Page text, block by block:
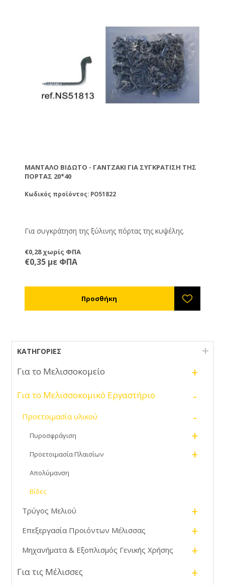
ΜΆΝΤΑΛΟ ΒΙΔΩΤΌ - ΓΑΝΤΖΆΚΙ ΓΙΑ ΣΥΓΚΡΆΤΙΣΗ ΤΗΣ
ΠΌΡΤΑΣ 20*40
Κωδικός προϊόντος: PO51822
Για συγκράτηση της ξύλινης πόρτας της κυψέλης.
€0,28 χωρίς ΦΠΑ
€0,35 με ΦΠΑ
ΚΑΤΗΓΟΡΊΕΣ
Για το Μελισσοκομείο +
Για το Μελισσοκομικό Εργαστήριο -
Προετοιμασία υλικού -
Πυροσφράγιση +
Προετοιμασία Πλαισίων +
Απολύμανση
Βίδες
Τρύγος Μελιού +
Επεξεργασία Προιόντων Μέλισσας +
Μηχανήματα & Εξοπλισμός Γενικής Χρήσης +
Για τις Μέλισσες +